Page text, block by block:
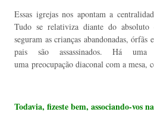
Essas igrejas nos apontam a
Tudo se relativiza diante do
seguram as crianças abandonadas,
pais são assassinados. Há uma
uma preocupação diaconal com a
Todavia, fizeste bem, associando-vos